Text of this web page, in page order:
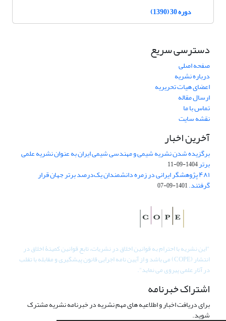
دوره 30 (1390)
دسترسی سریع
صفحه اصلی
درباره نشریه
اعضای هیات تحریریه
ارسال مقاله
تماس با ما
نقشه سایت
آخرین اخبار
برگزیده شدن نشریه شیمی و مهندسی شیمی ایران به عنوان نشریه علمی
برتر1404-09-11
۴۸۱ پژوهشگر ایرانی در زمره دانشمندان یک‌درصد برتر جهان قرار
گرفتند.1401-09-07
"این نشریه با احترام به قوانین اخلاق در نشریات، تابع قوانین کمیتۀ اخلاق در
انتشار (COPE) می باشد و از آیین نامه اجرایی قانون پیشگیری و مقابله با تقلب
در آثار علمی پیروی می نماید".
اشتراک خبرنامه
برای دریافت اخبار و اطلاعیه های مهم نشریه در خبرنامه نشریه مشترک
شوید.